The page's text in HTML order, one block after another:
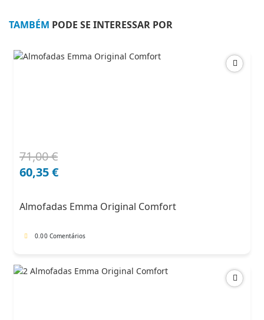
TAMBÉM PODE SE INTERESSAR POR
71,00€
O
preço
71,00 €.
60,35€
O
preço
60,35 €.
Almofadas Emma Original Comfort
0.00 Comentários